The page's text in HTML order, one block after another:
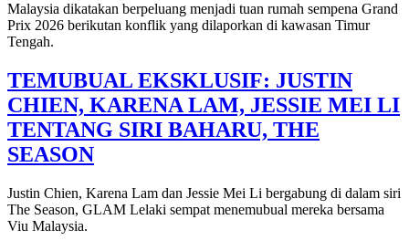
Malaysia dikatakan berpeluang menjadi tuan rumah sempena Grand
Prix 2026 berikutan konflik yang dilaporkan di kawasan Timur
Tengah.
TEMUBUAL EKSKLUSIF: JUSTIN
CHIEN, KARENA LAM, JESSIE MEI LI
TENTANG SIRI BAHARU, THE
SEASON
Justin Chien, Karena Lam dan Jessie Mei Li bergabung di dalam siri
The Season, GLAM Lelaki sempat menemubual mereka bersama
Viu Malaysia.